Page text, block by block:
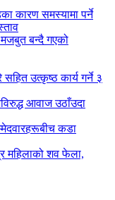
कारण समस्यामा पर्ने
बन्दै गएको
सहित उत्कृष्ठ कार्य गर्ने ३
आवाज उठाँउदा
कडा
महिलाको शव फेला,